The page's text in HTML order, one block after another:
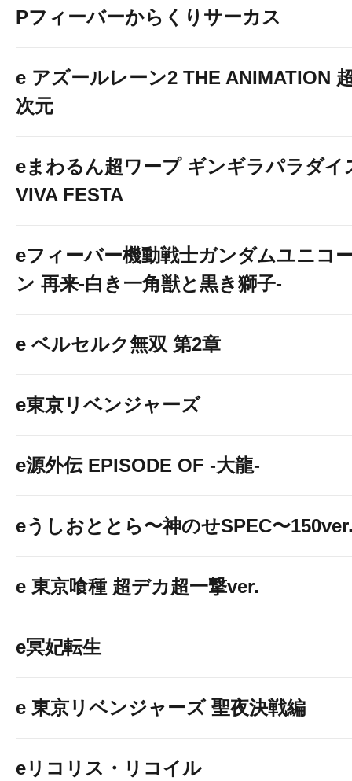
Pフィーバーからくりサーカス
e アズールレーン2 THE ANIMATION
次元
eまわるん超ワープ ギンギラパラダイ
VIVA FESTA
eフィーバー機動戦士ガンダムユニコ
ン 再来-白き一角獣と黒き獅子-
e ベルセルク無双 第2章
e東京リベンジャーズ
e源外伝 EPISODE OF -大龍-
eうしおととら〜神のせSPEC〜
e 東京喰種 超デカ超一撃ver.
e冥妃転生
e 東京リベンジャーズ 聖夜決戦編
eリコリス・リコイル